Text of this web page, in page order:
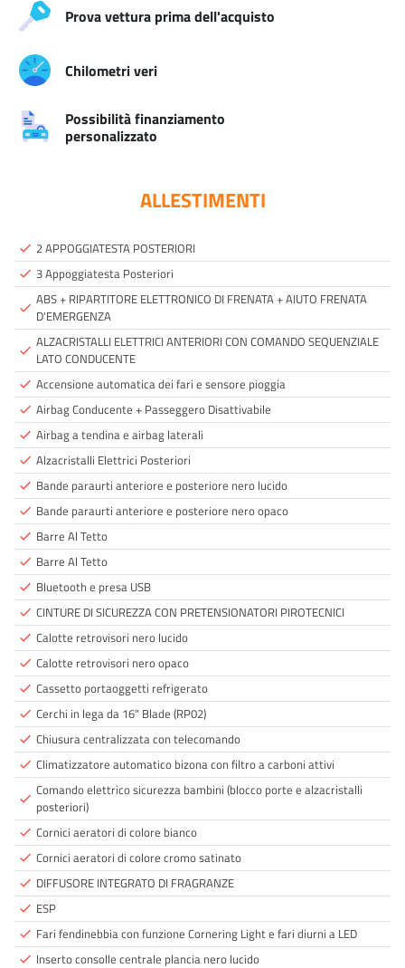
Prova vettura prima dell'acquisto
Chilometri veri
Possibilità finanziamento
personalizzato
ALLESTIMENTI
done 2 APPOGGIATESTA POSTERIORI
done 3 Appoggiatesta Posteriori
done
ABS + RIPARTITORE ELETTRONICO DI FRENATA + AIUTO FRENATA
D'EMERGENZA
done
ALZACRISTALLI ELETTRICI ANTERIORI CON COMANDO SEQUENZIALE
LATO CONDUCENTE
done Accensione automatica dei fari e sensore pioggia
done Airbag Conducente + Passeggero Disattivabile
done Airbag a tendina e airbag laterali
done Alzacristalli Elettrici Posteriori
done Bande paraurti anteriore e posteriore nero lucido
done Bande paraurti anteriore e posteriore nero opaco
done Barre Al Tetto
done Barre Al Tetto
done Bluetooth e presa USB
done CINTURE DI SICUREZZA CON PRETENSIONATORI PIROTECNICI
done Calotte retrovisori nero lucido
done Calotte retrovisori nero opaco
done Cassetto portaoggetti refrigerato
done Cerchi in lega da 16" Blade (RP02)
done Chiusura centralizzata con telecomando
done Climatizzatore automatico bizona con filtro a carboni attivi
done
Comando elettrico sicurezza bambini (blocco porte e alzacristalli
posteriori)
done Cornici aeratori di colore bianco
done Cornici aeratori di colore cromo satinato
done DIFFUSORE INTEGRATO DI FRAGRANZE
done ESP
done Fari fendinebbia con funzione Cornering Light e fari diurni a LED
done Inserto consolle centrale plancia nero lucido